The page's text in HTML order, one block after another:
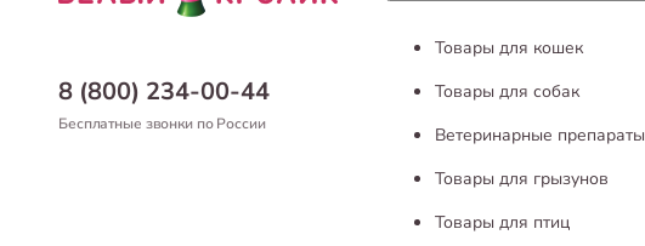
8 (800) 234-00-44
Бесплатные звонки по России
Товары для кошек
Товары для собак
Ветеринарные препараты
Товары для грызунов
Товары для птиц